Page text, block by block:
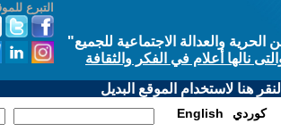
التبرع
والعدالة الاجتماعية للجميع"
نالها أعلام في الفكر والثقافة
هنا لاستخدام الموقع البديل
English كوردي